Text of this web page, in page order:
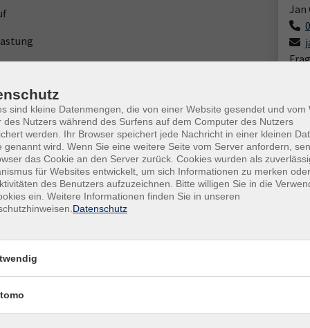
Jan
sind kleine Datenmengen, die von einer Website gesendet und vom
des Nutzers während des Surfens auf dem Computer des Nutzers
werden. Ihr Browser speichert jede Nachricht in einer kleinen
genannt wird. Wenn Sie eine weitere Seite vom Server anfordern,
das Cookie an den Server zurück. Cookies wurden als
für Websites entwickelt, um sich Informationen zu merken
des Benutzers aufzuzeichnen. Bitte willigen Sie in die
ein. Weitere Informationen finden Sie in unseren
Datenschutz